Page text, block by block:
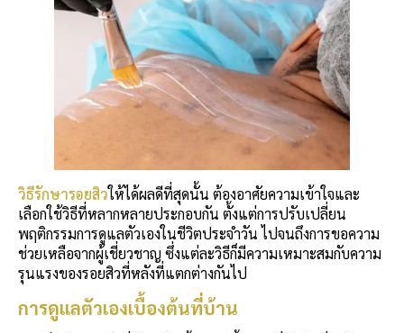
วิธีรักษารอยสิวให้ได้ผลดีที่สุดนั้น ต้องอาศัยความเข้าใจและ
เลือกใช้วิธีที่หลากหลายประกอบกัน ตั้งแต่การปรับเปลี่ยน
พฤติกรรมการดูแลตัวเองในชีวิตประจำวัน ไปจนถึงการขอความ
ช่วยเหลือจากผู้เชี่ยวชาญ ซึ่งแต่ละวิธีก็มีความเหมาะสมกับความ
รุนแรงของรอยสิวที่หลังที่แตกต่างกันไป
การดูแลตัวเองเบื้องต้นที่บ้าน